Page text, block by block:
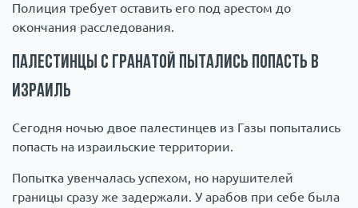
Полиция требует оставить его под арестом до
окончания расследования.
Палестинцы с гранатой пытались попасть в
Израиль
Сегодня ночью двое палестинцев из Газы попытались
попасть на израильские территории.
Попытка увенчалась успехом, но нарушителей
границы сразу же задержали. У арабов при себе была